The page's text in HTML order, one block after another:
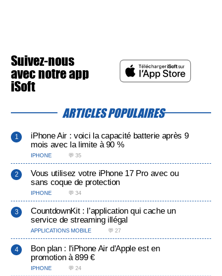
Suivez-nous
avec notre app
iSoft
ARTICLES POPULAIRES
iPhone Air : voici la capacité batterie après 9
mois avec la limite à 90 %
IPHONE 💬 35
Vous utilisez votre iPhone 17 Pro avec ou
sans coque de protection
IPHONE 💬 34
CountdownKit : l’application qui cache un
service de streaming illégal
APPLICATIONS MOBILE 💬 27
Bon plan : l'iPhone Air d'Apple est en
promotion à 899 €
IPHONE 💬 24